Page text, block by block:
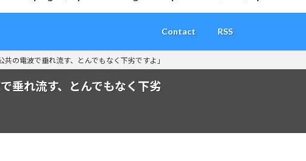
Contact RSS
の電波で垂れ流す、とんでもなく下劣ですよ」
垂れ流す、とんでもなく下劣